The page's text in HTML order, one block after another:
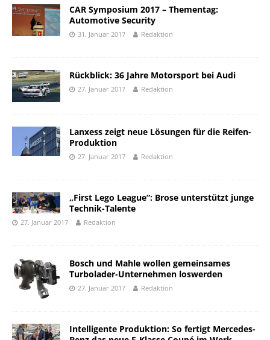
CAR Symposium 2017 – Thementag:
Automotive Security
31. Januar 2017 Redaktion
Rückblick: 36 Jahre Motorsport bei Audi
27. Januar 2017 Redaktion
Lanxess zeigt neue Lösungen für die Reifen-
Produktion
27. Januar 2017 Redaktion
„First Lego League“: Brose unterstützt junge
Technik-Talente
27. Januar 2017 Redaktion
Bosch und Mahle wollen gemeinsames
Turbolader-Unternehmen loswerden
27. Januar 2017 Redaktion
Intelligente Produktion: So fertigt Mercedes-